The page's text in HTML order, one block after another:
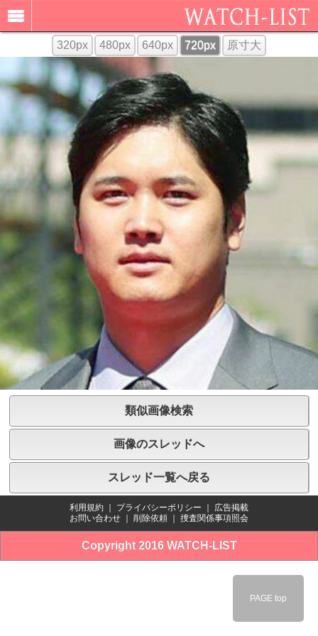
320px 480px 640px 720px 原寸大
類似画像検索
画像のスレッドへ
スレッド一覧へ戻る
利用規約 プライバシーポリシー
広告掲載
お問い合わせ
削除依頼 捜査関係事項照会
Copyright 2016 WATCH-LIST
PAGE top